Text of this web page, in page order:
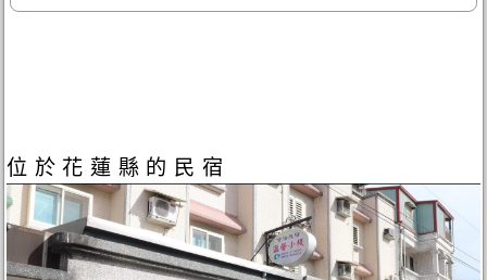
位於花蓮縣的民宿